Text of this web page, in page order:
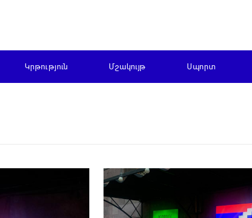
Կրթություն Մշակույթ Սպորտ